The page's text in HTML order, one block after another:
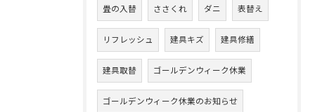
畳の入替 ささくれ ダニ 表替え
リフレッシュ 建具キズ 建具修繕
建具取替 ゴールデンウィーク休業
ゴールデンウィーク休業のお知らせ